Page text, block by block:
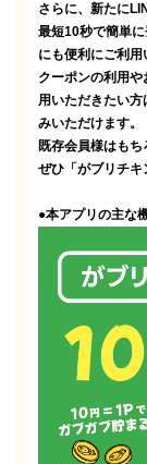
さらに、新たに
最短10秒で簡単
にも便利にご利用
クーポンの利用
用いただきたい
みいただけます。
既存会員様はも
ぜひ「がブリチキ
●本アプリの主な